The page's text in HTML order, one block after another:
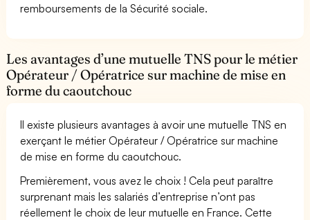
remboursements de la Sécurité sociale.
Les avantages d’une mutuelle TNS pour le métier
Opérateur / Opératrice sur machine de mise en
forme du caoutchouc
Il existe plusieurs avantages à avoir une mutuelle TNS en
exerçant le métier Opérateur / Opératrice sur machine
de mise en forme du caoutchouc.
Premièrement, vous avez le choix ! Cela peut paraître
surprenant mais les salariés d’entreprise n’ont pas
réellement le choix de leur mutuelle en France. Cette